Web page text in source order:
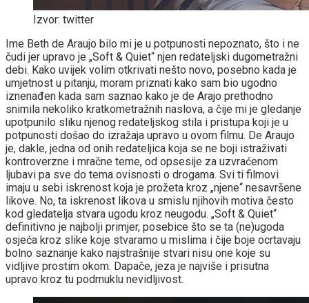
Izvor: twitter
Ime Beth de Araujo bilo mi je u potpunosti nepoznato, što i ne
čudi jer upravo je „Soft & Quiet“ njen redateljski dugometražni
debi. Kako uvijek volim otkrivati nešto novo, posebno kada je
umjetnost u pitanju, moram priznati kako sam bio ugodno
iznenađen kada sam saznao kako je de Arajo prethodno
snimila nekoliko kratkometražnih naslova, a čije mi je gledanje
upotpunilo sliku njenog redateljskog stila i pristupa koji je u
potpunosti došao do izražaja upravo u ovom filmu. De Araujo
je, dakle, jedna od onih redateljica koja se ne boji istraživati
kontroverzne i mračne teme, od opsesije za uzvraćenom
ljubavi pa sve do tema ovisnosti o drogama. Svi ti filmovi
imaju u sebi iskrenost koja je prožeta kroz „njene“ nesavršene
likove. No, ta iskrenost likova u smislu njihovih motiva često
kod gledatelja stvara ugodu kroz neugodu. „Soft & Quiet“
definitivno je najbolji primjer, posebice što se ta (ne)ugoda
osjeća kroz slike koje stvaramo u mislima i čije boje ocrtavaju
bolno saznanje kako najstrašnije stvari nisu one koje su
vidljive prostim okom. Dapače, jeza je najviše i prisutna
upravo kroz tu podmuklu nevidljivost.